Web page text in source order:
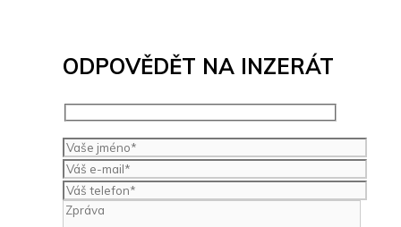
ODPOVĚDĚT NA INZERÁT